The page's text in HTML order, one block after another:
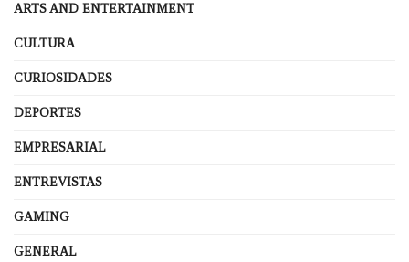
ARTS AND ENTERTAINMENT
CULTURA
CURIOSIDADES
DEPORTES
EMPRESARIAL
ENTREVISTAS
GAMING
GENERAL